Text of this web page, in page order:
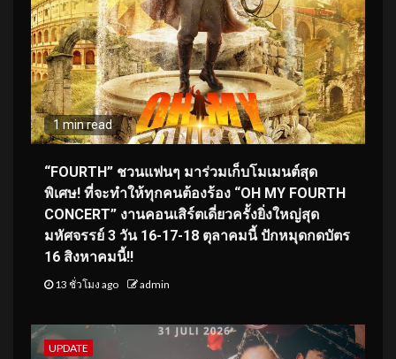
1 min read
“FOURTH” ชวนแฟนๆ มาร่วมเก็บโมเมนต์สุด
พิเศษ! ที่จะทำให้ทุกคนต้องร้อง “OH MY FOURTH
CONCERT” งานคอนเสิร์ตเดี่ยวครั้งยิ่งใหญ่สุด
มหัศจรรย์ 3 วัน 16-17-18 ตุลาคมนี้ ปักหมุดกดบัตร
16 สิงหาคมนี้!!
13 ชั่วโมง ago admin
UPDATE